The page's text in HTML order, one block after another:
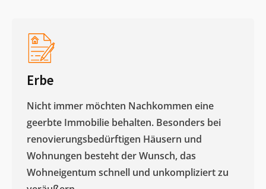
Erbe
Nicht immer möchten Nachkommen eine
geerbte Immobilie behalten. Besonders bei
renovierungsbedürftigen Häusern und
Wohnungen besteht der Wunsch, das
Wohneigentum schnell und unkompliziert zu